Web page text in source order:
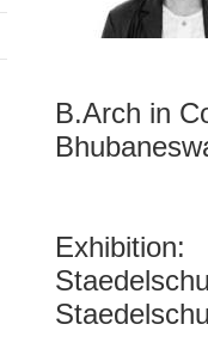
B.Arch in